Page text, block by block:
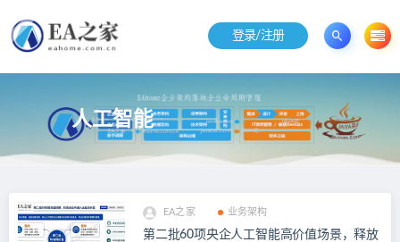
登录/注册
人工智能
EA之家 业务架构
第二批60项央企人工智能高价值场景，释放